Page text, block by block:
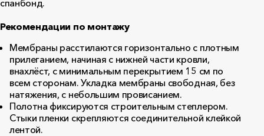
спанбонд.
Рекомендации по монтажу
Мембраны расстилаются горизонтально с плотным
прилеганием, начиная с нижней части кровли,
внахлёст, с минимальным перекрытием 15 см по
всем сторонам. Укладка мембраны свободная, без
натяжения, с небольшим провисанием.
Полотна фиксируются строительным степлером.
Стыки пленки скрепляются соединительной клейкой
лентой.